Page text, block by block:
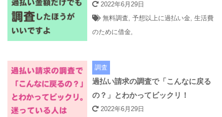
2022年6月29日
無料調査,予想以上に過払い金,生活費
のために借金,
調査
過払い請求の調査で「こんなに戻る
の？」とわかってビックリ！
2022年6月29日